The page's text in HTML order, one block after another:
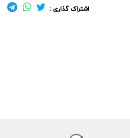
اشتراک گذاری :